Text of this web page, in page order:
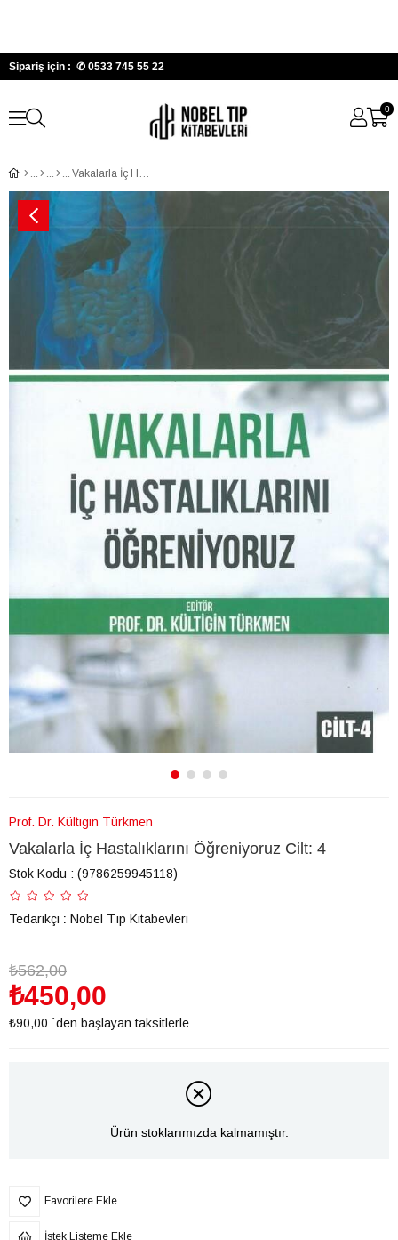
Sipariş için : ✆ 0533 745 55 22
0
Vakalarla İç Hastalıklarını Öğreniyoruz Cilt: 4
Prof. Dr. Kültigin Türkmen
Vakalarla İç Hastalıklarını Öğreniyoruz Cilt: 4
Stok Kodu (9786259945118)
Tedarikçi : Nobel Tıp Kitabevleri
₺562,00
₺450,00
₺90,00 `den başlayan taksitlerle
Ürün stoklarımızda kalmamıştır.
Favorilere Ekle
İstek Listeme Ekle